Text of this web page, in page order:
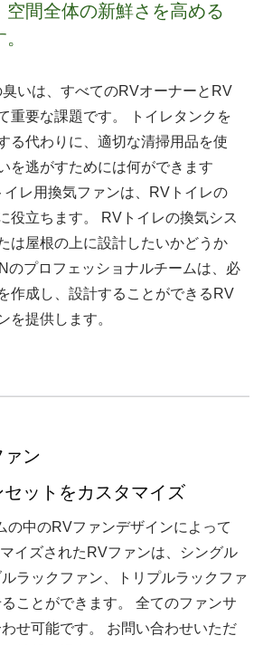
空間全体の新鮮さを高める
いは、すべてのRVオーナーとRV
重要な課題です。 トイレタンクを
る代わりに、適切な清掃用品を使
を逃がすためには何ができます
レ用換気ファンは、RVトイレの
役立ちます。 RVトイレの換気シス
は屋根の上に設計したいかどうか
のプロフェッショナルチームは、必
作成し、設計することができるRV
を提供します。
ァン
ットをカスタマイズ
の中のRVファンデザインによって
イズされたRVファンは、シングル
ラックファン、トリプルラックファ
ことができます。 全てのファンサ
せ可能です。 お問い合わせいただ